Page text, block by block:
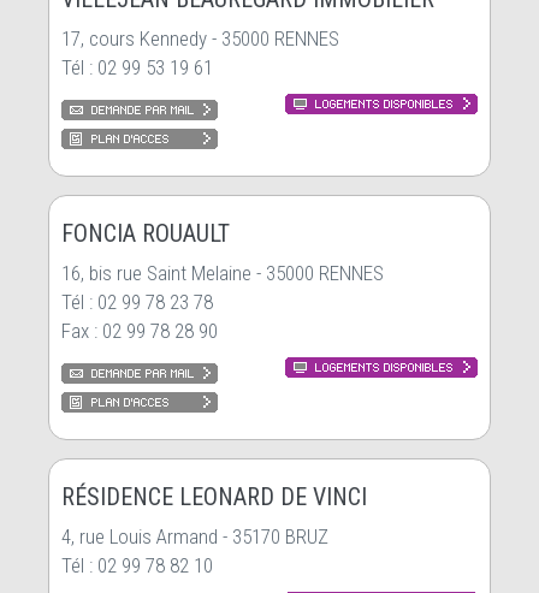
17, cours Kennedy - 35000 RENNES
Tél : 02 99 53 19 61
FONCIA ROUAULT
16, bis rue Saint Melaine - 35000 RENNES
Tél : 02 99 78 23 78
Fax : 02 99 78 28 90
RÉSIDENCE LEONARD DE VINCI
4, rue Louis Armand - 35170 BRUZ
Tél : 02 99 78 82 10